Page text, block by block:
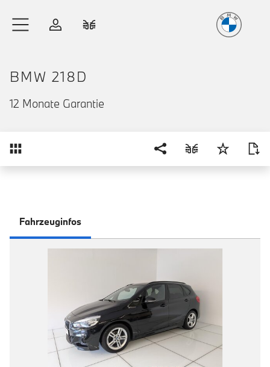
Anmelden
BMW 218D
12 Monate Garantie
Fahrzeuginfos